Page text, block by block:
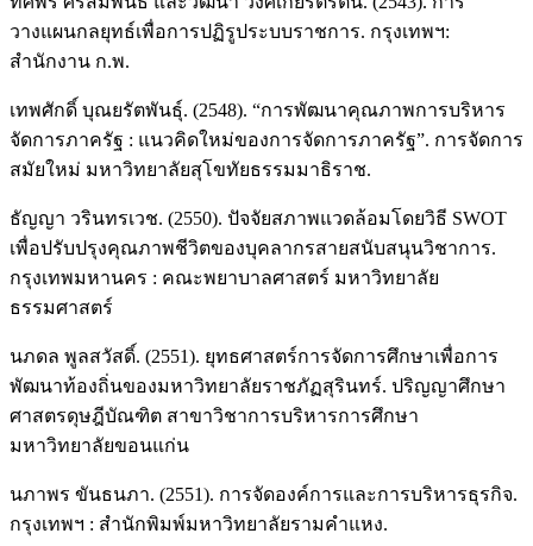
วางแผนกลยุทธ์เพื่อการปฏิรูประบบราชการ. กรุงเทพฯ:
สำนักงาน ก.พ.
เทพศักดิ์ บุณยรัตพันธุ์. (2548). “การพัฒนาคุณภาพการบริหาร
จัดการภาครัฐ : แนวคิดใหม่ของการจัดการภาครัฐ”. การจัดการ
สมัยใหม่ มหาวิทยาลัยสุโขทัยธรรมมาธิราช.
ธัญญา วรินทรเวช. (2550). ปัจจัยสภาพแวดล้อมโดยวิธี SWOT
เพื่อปรับปรุงคุณภาพชีวิตของบุคลากรสายสนับสนุนวิชาการ.
กรุงเทพมหานคร : คณะพยาบาลศาสตร์ มหาวิทยาลัย
ธรรมศาสตร์
นภดล พูลสวัสดิ์. (2551). ยุทธศาสตร์การจัดการศึกษาเพื่อการ
พัฒนาท้องถิ่นของมหาวิทยาลัยราชภัฏสุรินทร์. ปริญญาศึกษา
ศาสตรดุษฎีบัณฑิต สาขาวิชาการบริหารการศึกษา
มหาวิทยาลัยขอนแก่น
นภาพร ขันธนภา. (2551). การจัดองค์การและการบริหารธุรกิจ.
กรุงเทพฯ : สำนักพิมพ์มหาวิทยาลัยรามคำแหง.